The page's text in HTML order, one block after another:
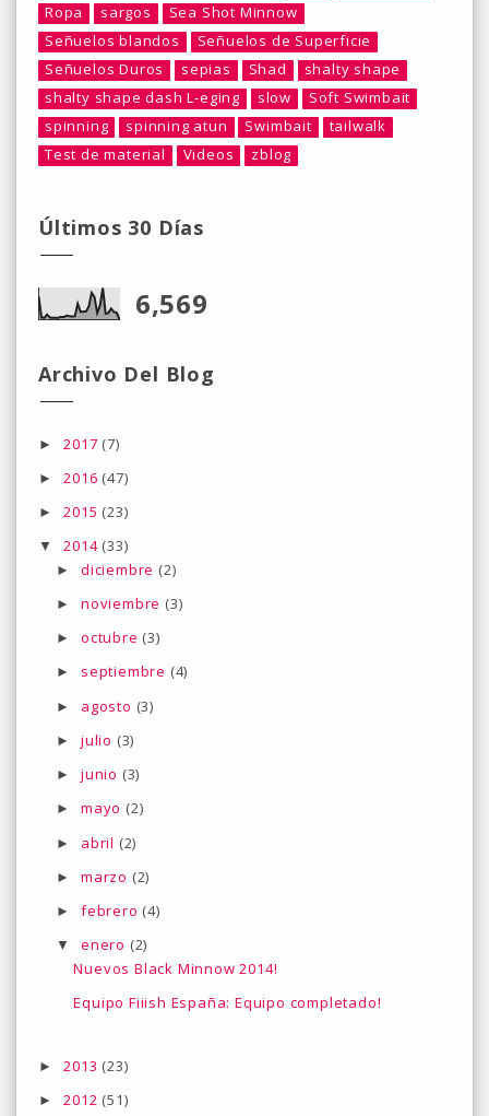
Ropa
sargos
Sea Shot Minnow
Señuelos blandos
Señuelos de Superficie
Señuelos Duros
sepias Shad
shalty shape
shalty shape dash L-eging
slow
Soft Swimbait
spinning
spinning atun Swimbait
tailwalk
Test de material
Videos zblog
Últimos 30 Días
6,569
Archivo Del Blog
►2017 (7)
►2016 (47)
►2015 (23)
▼2014 (33)
► diciembre (2)
► noviembre (3)
► octubre (3)
► septiembre (4)
► agosto (3)
► julio (3)
► junio (3)
► mayo (2)
► abril (2)
► marzo (2)
► febrero (4)
▼ enero (2)
Nuevos Black Minnow 2014!
Equipo Fiiish España: Equipo completado!
►2013 (23)
►2012 (51)